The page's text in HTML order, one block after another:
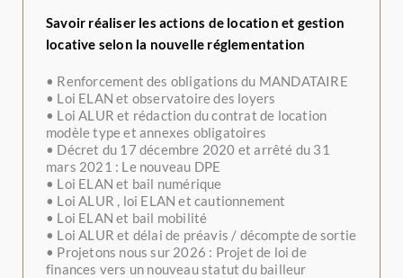
Savoir réaliser les actions de location et gestion
locative selon la nouvelle réglementation
• Renforcement des obligations du MANDATAIRE
• Loi ELAN et observatoire des loyers
• Loi ALUR et rédaction du contrat de location
modèle type et annexes obligatoires
• Décret du 17 décembre 2020 et arrêté du 31
mars 2021 : Le nouveau DPE
• Loi ELAN et bail numérique
• Loi ALUR , loi ELAN et cautionnement
• Loi ELAN et bail mobilité
• Loi ALUR et délai de préavis / décompte de sortie
• Projetons nous sur 2026 : Projet de loi de
finances vers un nouveau statut du bailleur